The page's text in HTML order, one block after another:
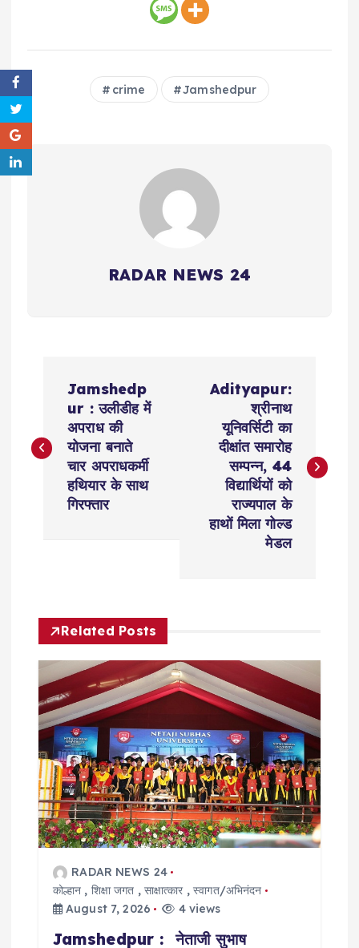
crime Jamshedpur
RADAR NEWS 24
s
v
g
a
t
o
Jamshedp
ur : उलीडीह में
अपराध की
योजना बनाते
चार अपराधकर्मी
हथियार के साथ
गिरफ्तार
Adityapur:
श्रीनाथ
यूनिवर्सिटी का
दीक्षांत समारोह
सम्पन्न, 44
विद्यार्थियों को
राज्यपाल के
हाथों मिला गोल्ड
मेडल
Related Posts
RADAR NEWS 24
कोल्हान , शिक्षा जगत , साक्षात्कार ,स्वागत/अभिनंदन
August 7, 2026
4 views
Jamshedpur : नेताजी सुभाष